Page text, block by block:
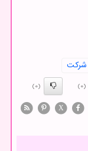
شركت
(0)
(0)
X